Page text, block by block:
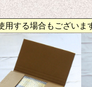
する場合もございま